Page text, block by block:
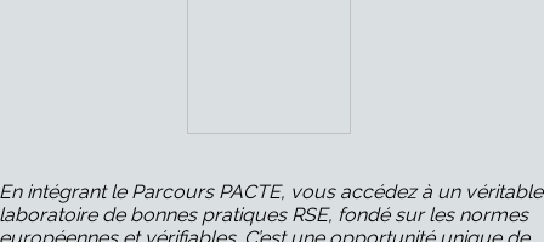
intégrant le Parcours PACTE, vous accédez à un véritable
de bonnes pratiques RSE, fondé sur les normes